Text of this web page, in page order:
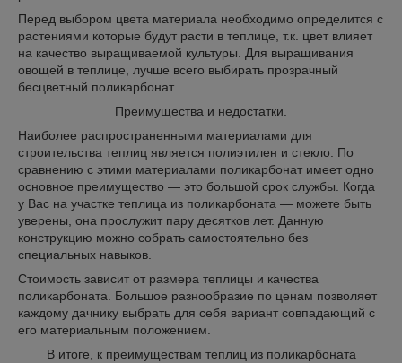
Перед выбором цвета материала необходимо определится с
растениями которые будут расти в теплице, т.к. цвет влияет
на качество выращиваемой культуры. Для выращивания
овощей в теплице, лучше всего выбирать прозрачный
бесцветный поликарбонат.
Преимущества и недостатки.
Наиболее распространенными материалами для
строительства теплиц является полиэтилен и стекло. По
сравнению с этими материалами поликарбонат имеет одно
основное преимущество — это большой срок службы. Когда
у Вас на участке теплица из поликарбоната — можете быть
уверены, она прослужит пару десятков лет. Данную
конструкцию можно собрать самостоятельно без
специальных навыков.
Стоимость зависит от размера теплицы и качества
поликарбоната. Большое разнообразие по ценам позволяет
каждому дачнику выбрать для себя вариант совпадающий с
его материальным положением.
В итоге, к преимуществам теплиц из поликарбоната